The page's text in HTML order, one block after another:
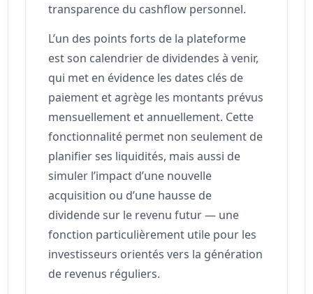
transparence du cashflow personnel.
L’un des points forts de la plateforme
est son calendrier de dividendes à venir,
qui met en évidence les dates clés de
paiement et agrège les montants prévus
mensuellement et annuellement. Cette
fonctionnalité permet non seulement de
planifier ses liquidités, mais aussi de
simuler l’impact d’une nouvelle
acquisition ou d’une hausse de
dividende sur le revenu futur — une
fonction particulièrement utile pour les
investisseurs orientés vers la génération
de revenus réguliers.